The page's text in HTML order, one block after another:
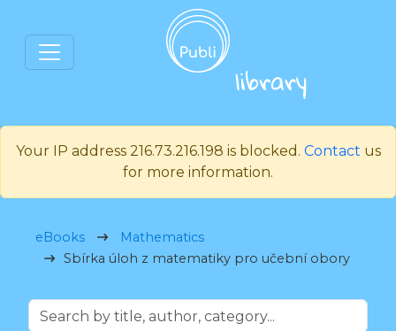
Your IP address 216.73.216.198 is blocked. Contact us
for more information.
eBooks
Mathematics
Sbírka úloh z matematiky pro učební obory